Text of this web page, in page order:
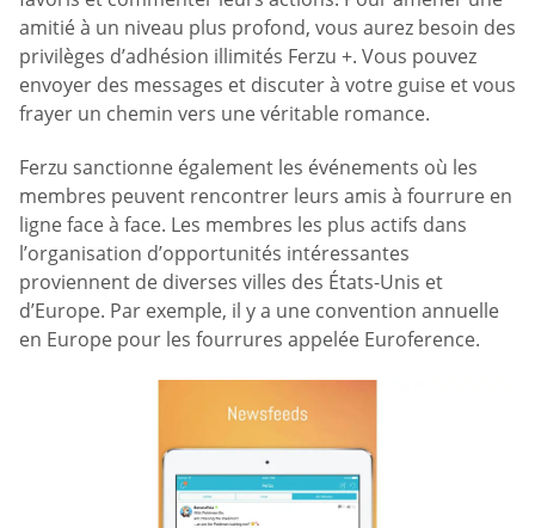
amitié à un niveau plus profond, vous aurez besoin des
privilèges d’adhésion illimités Ferzu +. Vous pouvez
envoyer des messages et discuter à votre guise et vous
frayer un chemin vers une véritable romance.
Ferzu sanctionne également les événements où les
membres peuvent rencontrer leurs amis à fourrure en
ligne face à face. Les membres les plus actifs dans
l’organisation d’opportunités intéressantes
proviennent de diverses villes des États-Unis et
d’Europe. Par exemple, il y a une convention annuelle
en Europe pour les fourrures appelée Euroference.